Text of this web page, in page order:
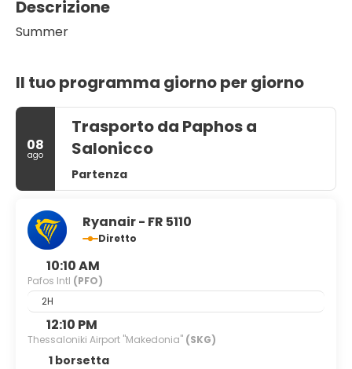
Descrizione
Summer
Il tuo programma giorno per giorno
08
ago
Trasporto da Paphos a
Salonicco
Partenza
Ryanair - FR 5110
Diretto
10:10 AM
Pafos Intl (PFO)
2H
12:10 PM
Thessaloniki Airport "Makedonia" (SKG)
1 borsetta